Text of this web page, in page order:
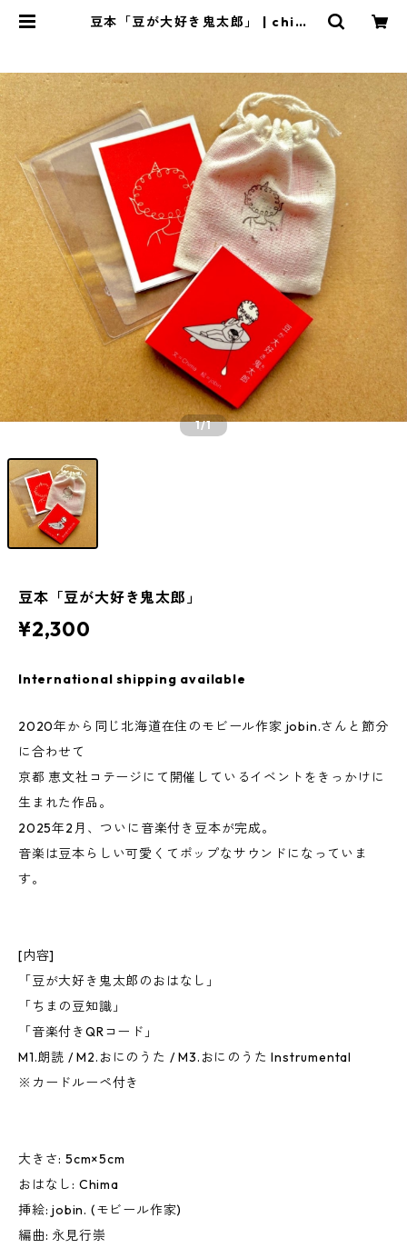
豆本「豆が大好き鬼太郎」 | chima
1/1
豆本「豆が大好き鬼太郎」
¥2,300
International shipping available
2020年から同じ北海道在住のモビール作家 jobin.さんと節分
に合わせて
京都 恵文社コテージにて開催しているイベントをきっかけに
生まれた作品。
2025年2月、ついに音楽付き豆本が完成。
音楽は豆本らしい可愛くてポップなサウンドになっていま
す。
[内容]
「豆が大好き鬼太郎のおはなし」
「ちまの豆知識」
「音楽付きQRコード」
M1.朗読 / M2.おにのうた / M3.おにのうた Instrumental
※カードルーペ付き
大きさ: 5cm×5cm
おはなし: Chima
挿絵: jobin. (モビール作家)
編曲: 永見行崇